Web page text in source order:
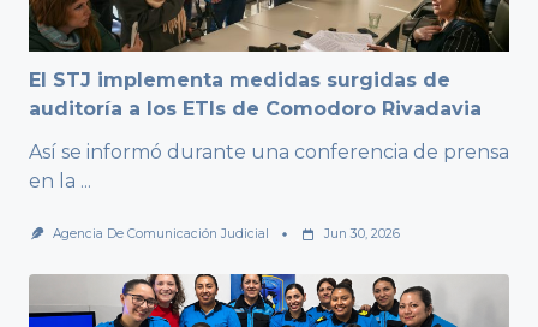
El STJ implementa medidas surgidas de
auditoría a los ETIs de Comodoro Rivadavia
Así se informó durante una conferencia de prensa
en la ...
Agencia De Comunicación Judicial Jun 30, 2026